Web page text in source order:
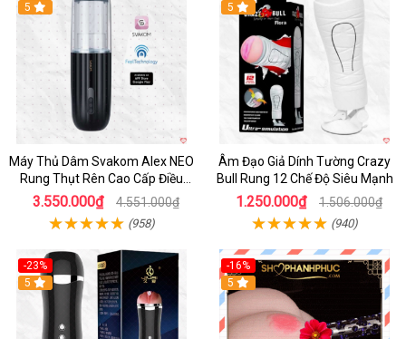
5
Máy Thủ Dâm Svakom Alex NEO
Rung Thụt Rên Cao Cấp Điều
Khiển App
3.550.000₫ 4.551.000₫
(958)
5
Âm Đạo Giả Dính Tường Crazy
Bull Rung 12 Chế Độ Siêu Mạnh
1.250.000₫ 1.506.000₫
(940)
-23%
5
-16%
5